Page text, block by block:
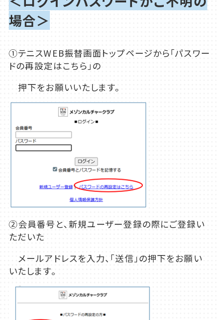
場合＞
①テニスWEB振替画面トップページから「パスワー
ドの再設定はこちら」の
押下をお願いいたします。
②会員番号と、新規ユーザー登録の際にご登録い
ただいた
メールアドレスを入力、「送信」の押下をお願い
いたします。